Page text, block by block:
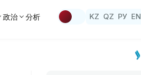
政治 分析 KZ QZ РУ EN